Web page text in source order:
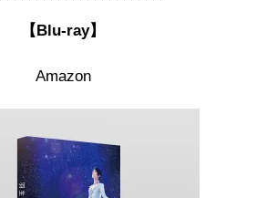
【Blu-ray】
Amazon